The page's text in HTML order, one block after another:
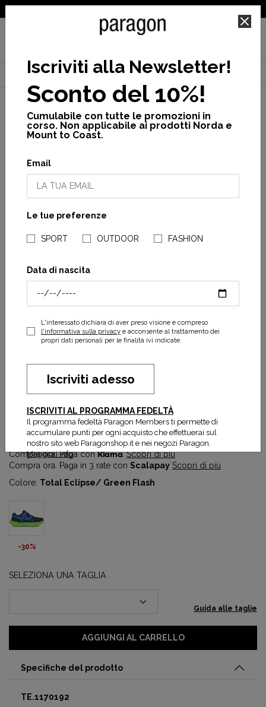
NEGOZI PARAGONSHOP
Home Uomo Calzature Scarpe chiuse Aventrail shoe m
Aventrail Shoe M
115,50 € 165,00 €
Prezzo più basso degli ultimi 30 gg:115,50 €
Compra ora. Paga conKlarna.Scopri di più
Compra ora. Paga in 3 rate con Scalapay Scopri di più
Colore: Total Eclipse/ Green Flash
-30%
SELEZIONA UNA TAGLIA
Guida alle taglie
AGGIUNGI AL CARRELLO
Specifiche del prodotto
TE.1170192
Iscriviti alla Newsletter!
Sconto del 10%!
Cumulabile con tutte le promozioni in
corso. Non applicabile ai prodotti Norda e
Mount to Coast.
Email
Le tue preferenze
SPORT OUTDOOR FASHION
Data di nascita
L'interessato dichiara di aver preso visione e compreso
l'informativa sulla privacye acconsente al trattamento dei
propri dati personali per le finalità ivi indicate.
Iscriviti adesso
ISCRIVITI AL PROGRAMMA FEDELTÀ
Il programma fedeltà Paragon Members ti permette di
accumulare punti per ogni acquisto che effettuerai sul
nostro sito web Paragonshop.it e nei negozi Paragon.
Maggiori info